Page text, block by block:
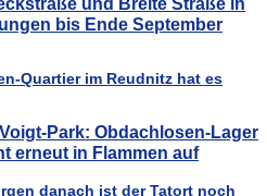
bis Ende September
Park: Obdachlosen-Lager
erneut in Flammen auf